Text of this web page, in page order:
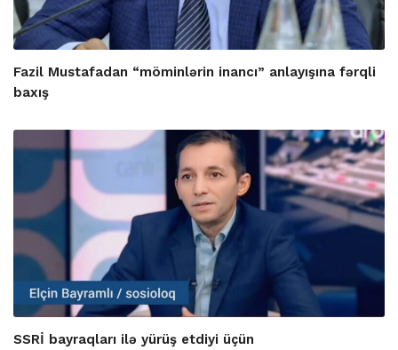
Fazil Mustafadan “möminlərin inancı” anlayışına fərqli
baxış
SSRİ bayraqları ilə yürüş etdiyi üçün